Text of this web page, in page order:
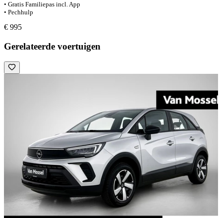
• Gratis Familiepas incl. App
• Pechhulp
€ 995
Gerelateerde voertuigen